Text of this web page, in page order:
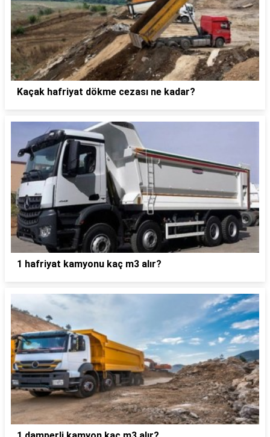
Kaçak hafriyat dökme cezası ne kadar?
1 hafriyat kamyonu kaç m3 alır?